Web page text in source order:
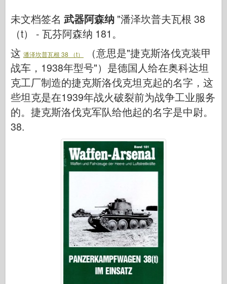
IBG 模型
Icm
传说
孟模
塔米亚
三星
未文档签名 武器阿森纳 "潘泽坎普夫瓦根 38
（t） - 瓦芬阿森纳 181。
这 潘泽坎普瓦根 38 （t）
（意思是"捷克斯洛伐克装甲
战车，1938年型号"）是德国人给在奥科达坦
克工厂制造的捷克斯洛伐克坦克起的名字，这
些坦克是在1939年战火破裂前为战争工业服务
的。捷克斯洛伐克军队给他起的名字是中尉。
38.